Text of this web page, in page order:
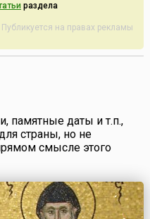
раздела
Публикуется на правах рекламы
памятные даты и т.п.,
страны, но не
смысле этого